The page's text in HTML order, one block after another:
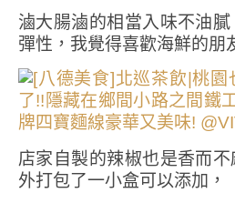
滷大腸滷的相當入味不油
彈性，我覺得喜歡海鮮的朋
店家自製的辣椒也是香而
外打包了一小盒可以添加，